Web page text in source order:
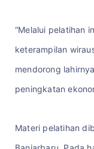
“Melalui pelatihan
keterampilan
mendorong
peningkatan
Materi pelatihan